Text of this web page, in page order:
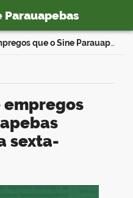
Confira a lista de empregos que o Sine Parauapebas divulga para esta sexta-feira,11
sexta-